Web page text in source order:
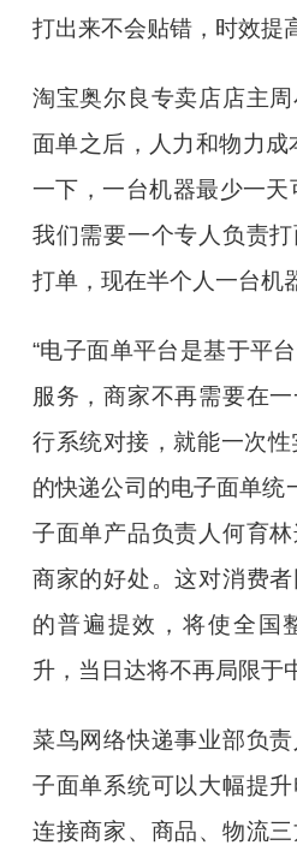
打出来不会贴错，时效提
淘宝奥尔良专卖店店主
面单之后，人力和物力成
一下，一台机器最少一天
我们需要一个专人负责
打单，现在半个人一台机
“电子面单平台是基于平
服务，商家不再需要在
行系统对接，就能一次性
的快递公司的电子面单统
子面单产品负责人何育
商家的好处。这对消费
的普遍提效，将使全国
升，当日达将不再局限于
菜鸟网络快递事业部负
子面单系统可以大幅提
连接商家、商品、物流